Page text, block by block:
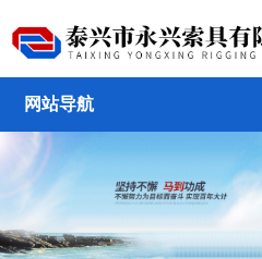
网站导航